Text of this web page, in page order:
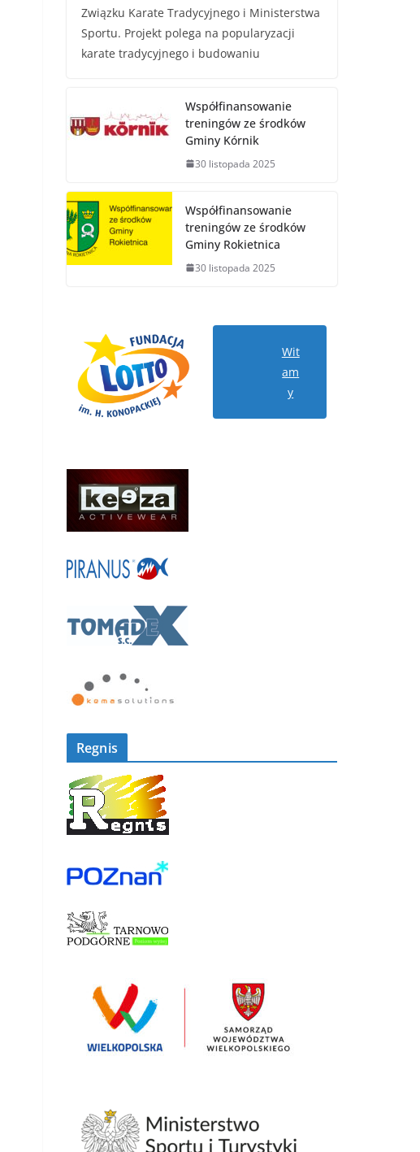
Związku Karate Tradycyjnego i Ministerstwa
Sportu. Projekt polega na popularyzacji
karate tradycyjnego i budowaniu
Współfinansowanie
treningów ze środków
Gminy Kórnik
30 listopada 2025
Współfinansowanie
treningów ze środków
Gminy Rokietnica
30 listopada 2025
Wit
am
y
Regnis